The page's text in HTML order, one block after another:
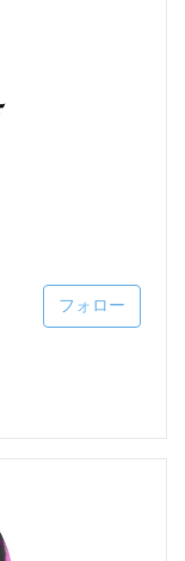
フォロー